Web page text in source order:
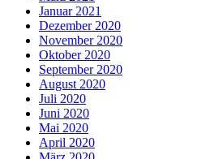
Januar 2021
Dezember 2020
November 2020
Oktober 2020
September 2020
August 2020
Juli 2020
Juni 2020
Mai 2020
April 2020